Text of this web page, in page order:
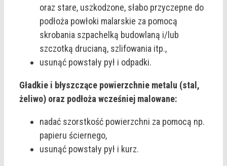
oraz stare, uszkodzone, słabo przyczepne do
podłoża powłoki malarskie za pomocą
skrobania szpachelką budowlaną i/lub
szczotką drucianą, szlifowania itp.,
usunąć powstały pył i odpadki.
Gładkie i błyszczące powierzchnie metalu (stal,
żeliwo) oraz podłoża wcześniej malowane:
nadać szorstkość powierzchni za pomocą np.
papieru ściernego,
usunąć powstały pył i kurz.